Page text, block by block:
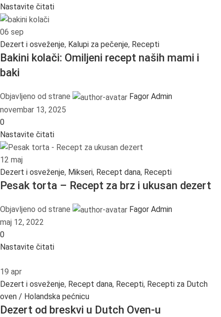
Nastavite čitati
06 sep
Dezert i osveženje, Kalupi za pečenje, Recepti
Bakini kolači: Omiljeni recept naših mami i
baki
Objavljeno od strane
Fagor Admin
novembar 13, 2025
0
Nastavite čitati
12 maj
Dezert i osveženje, Mikseri, Recept dana, Recepti
Pesak torta – Recept za brz i ukusan dezert
Objavljeno od strane
Fagor Admin
maj 12, 2022
0
Nastavite čitati
19 apr
Dezert i osveženje, Recept dana, Recepti, Recepti za Dutch
oven / Holandska pećnicu
Dezert od breskvi u Dutch Oven-u